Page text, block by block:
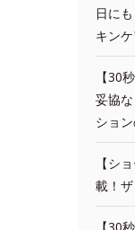
日に
キン
【30
妥協
ショ
【シ
載！